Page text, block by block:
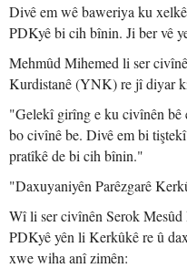
Divê em wê baweriya ku
PDKyê bi cih bînin. Ji ber vê
Mehmûd Mihemed li ser
Kurdistanê (YNK) re jî diyar
"Gelekî girîng e ku civînên bê
bo civînê be. Divê em bi
pratîkê de bi cih bînin."
"Daxuyaniyên Parêzgarê
Wî li ser civînên Serok
PDKyê yên li Kerkûkê re û
xwe wiha anî zimên: